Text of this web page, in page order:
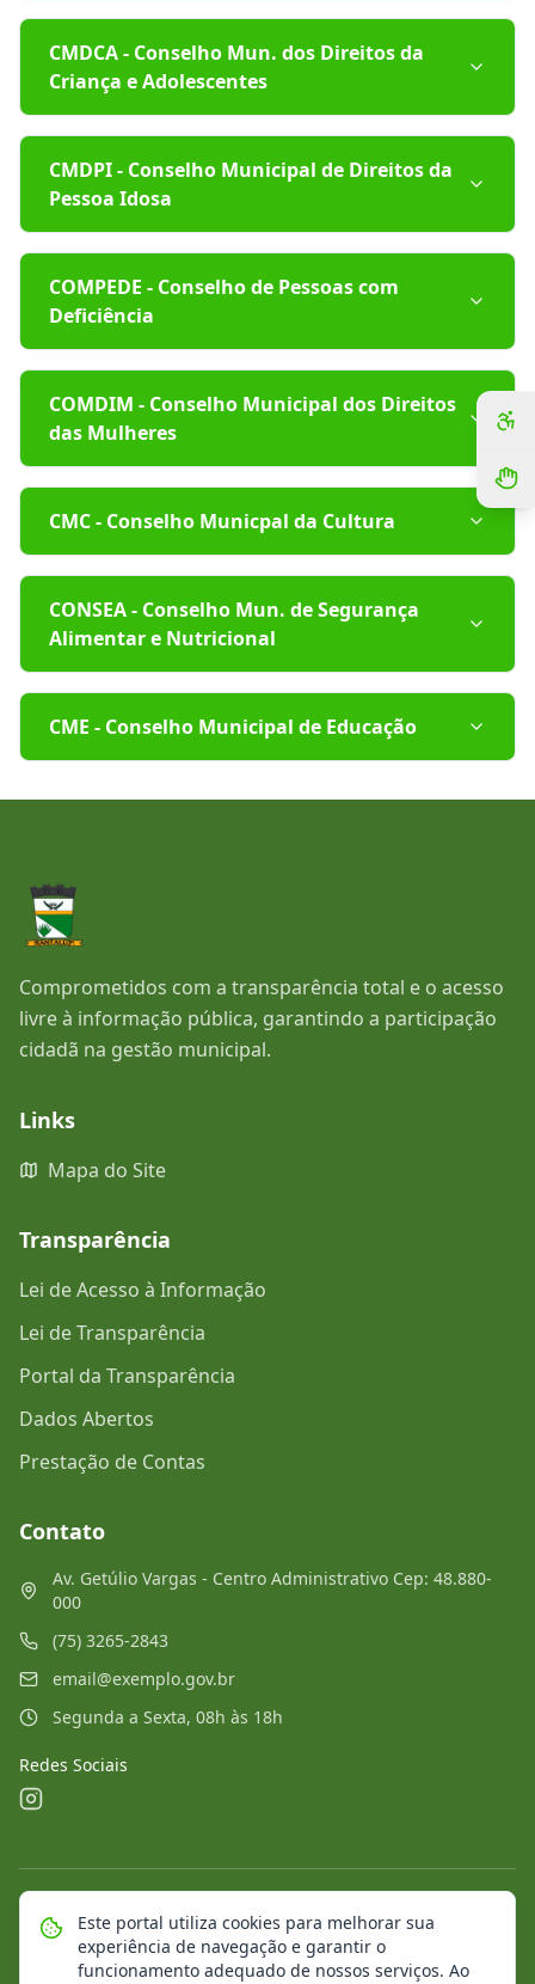
CMDCA - Conselho Mun. dos Direitos da
Criança e Adolescentes
CMDPI - Conselho Municipal de Direitos da
Pessoa Idosa
COMPEDE - Conselho de Pessoas com
Deficiência
COMDIM - Conselho Municipal dos Direitos
das Mulheres
CMC - Conselho Municpal da Cultura
CONSEA - Conselho Mun. de Segurança
Alimentar e Nutricional
CME - Conselho Municipal de Educação
Comprometidos com a transparência total e o acesso
livre à informação pública, garantindo a participação
cidadã na gestão municipal.
Links
Mapa do Site
Transparência
Lei de Acesso à Informação
Lei de Transparência
Portal da Transparência
Dados Abertos
Prestação de Contas
Contato
Av. Getúlio Vargas - Centro Administrativo Cep: 48.880-
000
(75) 3265-2843
email@exemplo.gov.br
Segunda a Sexta, 08h às 18h
Redes Sociais
© 2026 Portal Municipal. Todos os direitos reservados.
Mapa do Site
Notícias Transparência
Este portal utiliza cookies para melhorar sua
experiência de navegação e garantir o
funcionamento adequado de nossos serviços. Ao